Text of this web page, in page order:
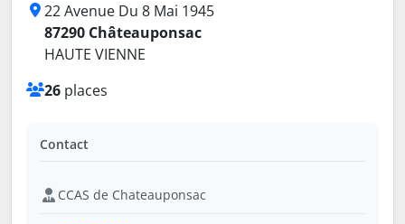
22 Avenue Du 8 Mai 1945
87290 Châteauponsac
HAUTE VIENNE
26 places
Contact
CCAS de Chateauponsac